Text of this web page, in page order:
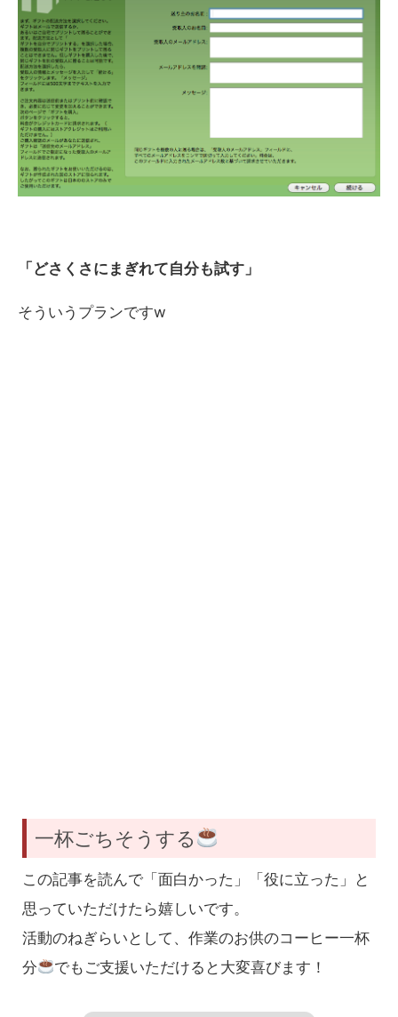
「どさくさにまぎれて自分も試す」
そういうプランですw
一杯ごちそうする
この記事を読んで「面白かった」「役に立った」と
思っていただけたら嬉しいです。
活動のねぎらいとして、作業のお供のコーヒー一杯
分
でもご支援いただけると大変喜びます！